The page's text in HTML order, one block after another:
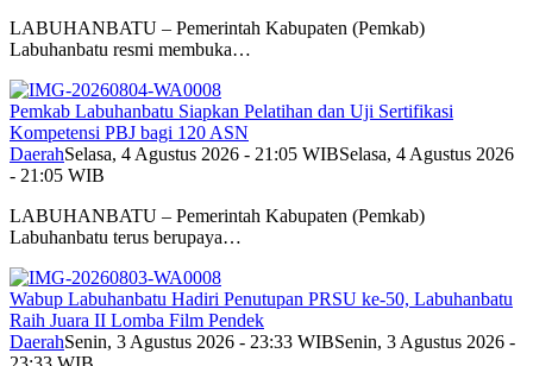
LABUHANBATU – Pemerintah Kabupaten (Pemkab)
Labuhanbatu resmi membuka…
Pemkab Labuhanbatu Siapkan Pelatihan dan Uji Sertifikasi
Kompetensi PBJ bagi 120 ASN
DaerahSelasa, 4 Agustus 2026 - 21:05 WIBSelasa, 4 Agustus 2026
- 21:05 WIB
LABUHANBATU – Pemerintah Kabupaten (Pemkab)
Labuhanbatu terus berupaya…
Wabup Labuhanbatu Hadiri Penutupan PRSU ke-50, Labuhanbatu
Raih Juara II Lomba Film Pendek
DaerahSenin, 3 Agustus 2026 - 23:33 WIBSenin, 3 Agustus 2026 -